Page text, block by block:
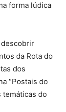
forma lúdica
da Rota do
dos
“Postais do
temáticas do